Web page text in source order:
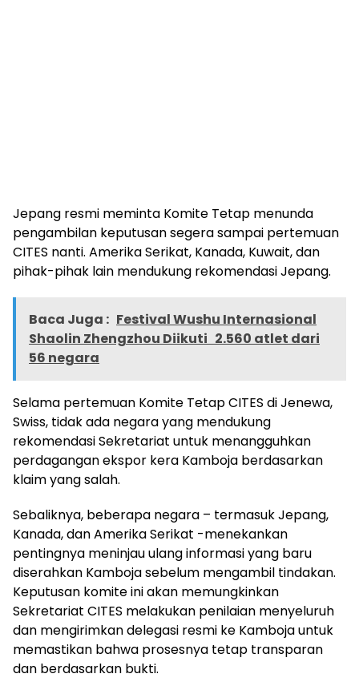
Jepang resmi meminta Komite Tetap menunda
pengambilan keputusan segera sampai pertemuan
CITES nanti. Amerika Serikat, Kanada, Kuwait, dan
pihak-pihak lain mendukung rekomendasi Jepang.
Baca Juga : Festival Wushu Internasional
Shaolin Zhengzhou Diikuti 2.560 atlet dari
56 negara
Selama pertemuan Komite Tetap CITES di Jenewa,
Swiss, tidak ada negara yang mendukung
rekomendasi Sekretariat untuk menangguhkan
perdagangan ekspor kera Kamboja berdasarkan
klaim yang salah.
Sebaliknya, beberapa negara – termasuk Jepang,
Kanada, dan Amerika Serikat -menekankan
pentingnya meninjau ulang informasi yang baru
diserahkan Kamboja sebelum mengambil tindakan.
Keputusan komite ini akan memungkinkan
Sekretariat CITES melakukan penilaian menyeluruh
dan mengirimkan delegasi resmi ke Kamboja untuk
memastikan bahwa prosesnya tetap transparan
dan berdasarkan bukti.